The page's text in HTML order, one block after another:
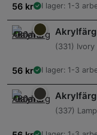
56 kr I lager: 1-3
(331) Ivory
56 kr I lager: 1-3
(337)